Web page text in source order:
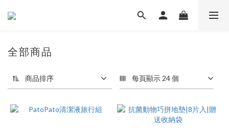
全部商品
商品排序 每頁顯示 24 個